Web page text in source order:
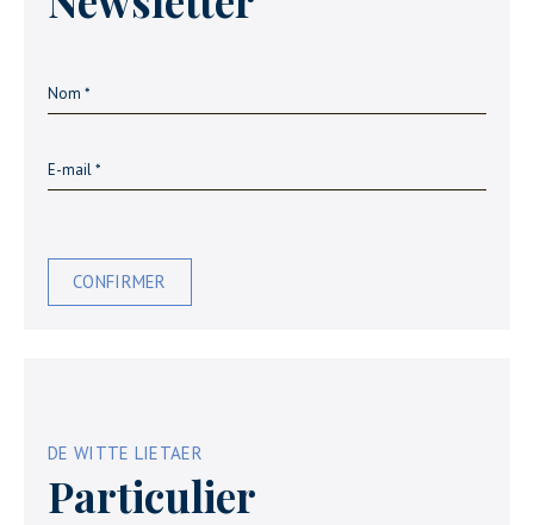
CONFIRMER
DE WITTE LIETAER
Particulier